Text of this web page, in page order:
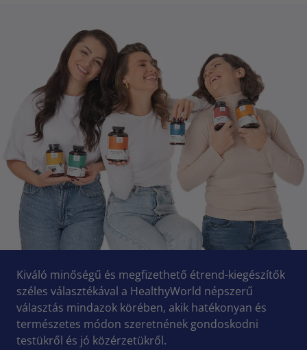
Kiváló minőségű és megfizethető étrend-kiegészítők
széles választékával a HealthyWorld népszerű
választás mindazok körében, akik hatékonyan és
természetes módon szeretnének gondoskodni
testükről és jó közérzetükről.